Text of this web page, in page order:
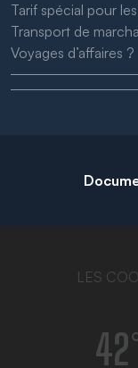
Tarif spécial pour
Transport de
Voyages d’affaires ?
LES